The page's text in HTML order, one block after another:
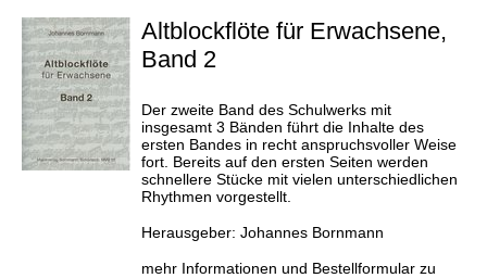
Altblockflöte für Erwachsene,
Band 2
Der zweite Band des Schulwerks mit
insgesamt 3 Bänden führt die Inhalte des
ersten Bandes in recht anspruchsvoller Weise
fort. Bereits auf den ersten Seiten werden
schnellere Stücke mit vielen unterschiedlichen
Rhythmen vorgestellt.
Herausgeber: Johannes Bornmann
mehr Informationen und Bestellformular zu